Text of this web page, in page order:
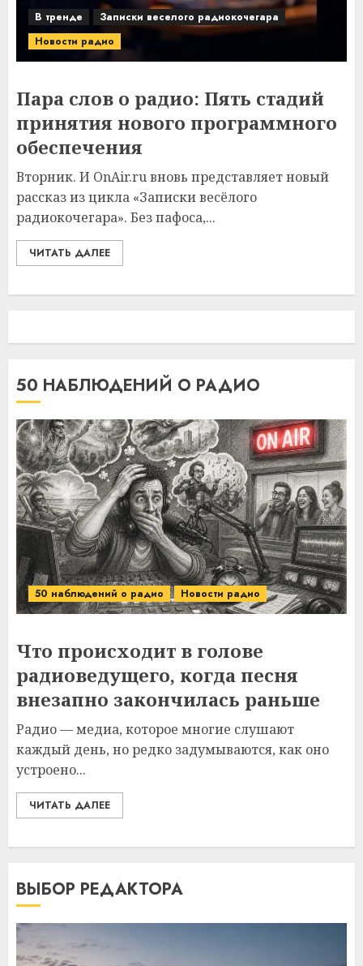
В тренде
Записки веселого радиокочегара
Новости радио
Пара слов о радио: Пять стадий
принятия нового программного
обеспечения
Вторник. И OnAir.ru вновь представляет новый
рассказ из цикла «Записки весёлого
радиокочегара». Без пафоса,...
ЧИТАТЬ ДАЛЕЕ
50 НАБЛЮДЕНИЙ О РАДИО
50 наблюдений о радио Новости радио
Что происходит в голове
радиоведущего, когда песня
внезапно закончилась раньше
Радио — медиа, которое многие слушают
каждый день, но редко задумываются, как оно
устроено...
ЧИТАТЬ ДАЛЕЕ
ВЫБОР РЕДАКТОРА